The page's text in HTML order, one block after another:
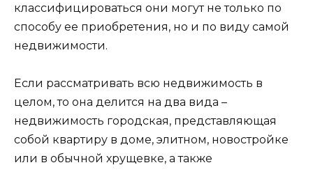
классифицироваться они могут не только по
способу ее приобретения, но и по виду самой
недвижимости.
Если рассматривать всю недвижимость в
целом, то она делится на два вида –
недвижимость городская, представляющая
собой квартиру в доме, элитном, новостройке
или в обычной хрущевке, а также